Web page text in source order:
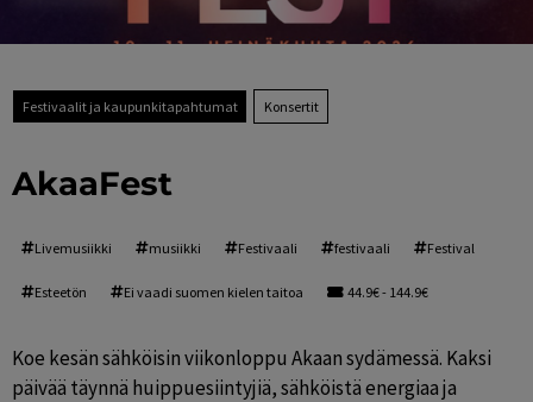
Festivaalit ja kaupunkitapahtumat Konsertit
AkaaFest
Livemusiikki musiikki Festivaali festivaali Festival
Esteetön Ei vaadi suomen kielen taitoa 44.9€ - 144.9€
Koe kesän sähköisin viikonloppu Akaan sydämessä. Kaksi
päivää täynnä huippuesiintyjiä, sähköistä energiaa ja